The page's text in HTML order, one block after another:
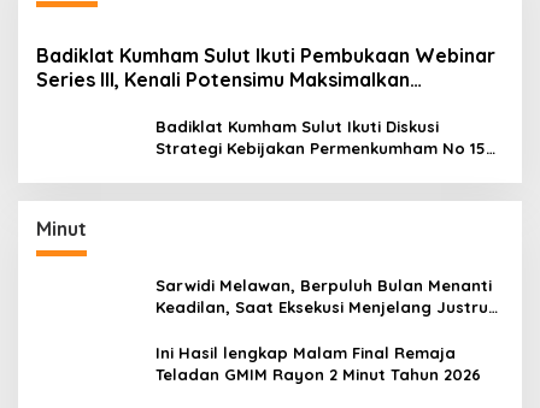
Badiklat Kumham Sulut Ikuti Pembukaan Webinar
Series III, Kenali Potensimu Maksimalkan
Badiklat Kumham Sulut Ikuti Diskusi
Strategi Kebijakan Permenkumham No 15
Minut
Sarwidi Melawan, Berpuluh Bulan Menanti
Keadilan, Saat Eksekusi Menjelang Justru
Ini Hasil lengkap Malam Final Remaja
Teladan GMIM Rayon 2 Minut Tahun 2026